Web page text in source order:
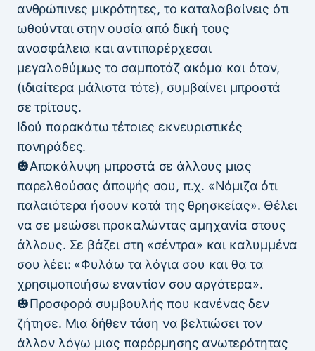
ανθρώπινες μικρότητες, το καταλαβαίνεις ότι
ωθούνται στην ουσία από δική τους
ανασφάλεια και αντιπαρέρχεσαι
μεγαλοθύμως το σαμποτάζ ακόμα και όταν,
(ιδιαίτερα μάλιστα τότε), συμβαίνει μπροστά
σε τρίτους.
Ιδού παρακάτω τέτοιες εκνευριστικές
πονηράδες.
🎃Αποκάλυψη μπροστά σε άλλους μιας
παρελθούσας άποψής σου, π.χ. «Νόμιζα ότι
παλαιότερα ήσουν κατά της θρησκείας». Θέλει
να σε μειώσει προκαλώντας αμηχανία στους
άλλους. Σε βάζει στη «σέντρα» και καλυμμένα
σου λέει: «Φυλάω τα λόγια σου και θα τα
χρησιμοποιήσω εναντίον σου αργότερα».
🎃Προσφορά συμβουλής που κανένας δεν
ζήτησε. Μια δήθεν τάση να βελτιώσει τον
άλλον λόγω μιας παρόρμησης ανωτερότητας